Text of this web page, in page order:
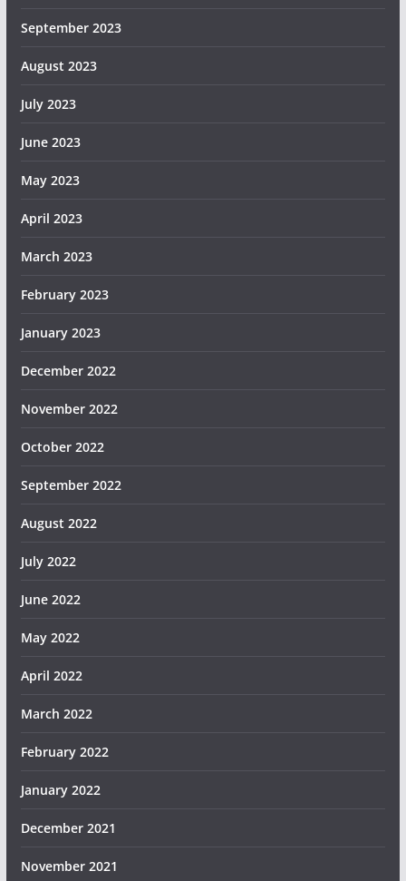
September 2023
August 2023
July 2023
June 2023
May 2023
April 2023
March 2023
February 2023
January 2023
December 2022
November 2022
October 2022
September 2022
August 2022
July 2022
June 2022
May 2022
April 2022
March 2022
February 2022
January 2022
December 2021
November 2021